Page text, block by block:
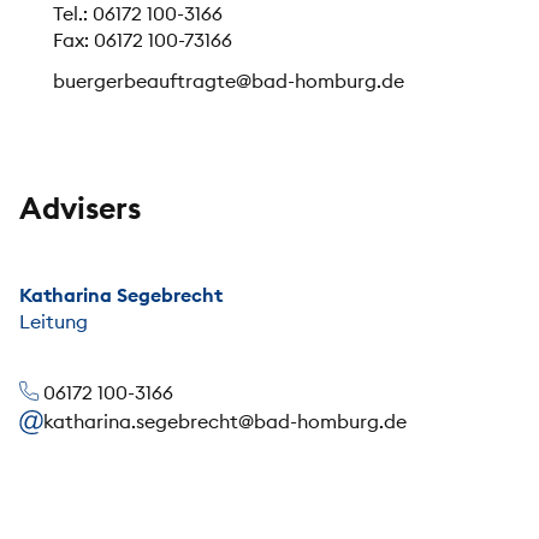
Tel.: 06172 100-3166
Fax: 06172 100-73166
buergerbeauftragte@bad-homburg.de
Advisers
Katharina Segebrecht
Leitung
06172 100-3166
katharina.segebrecht@bad-homburg.de